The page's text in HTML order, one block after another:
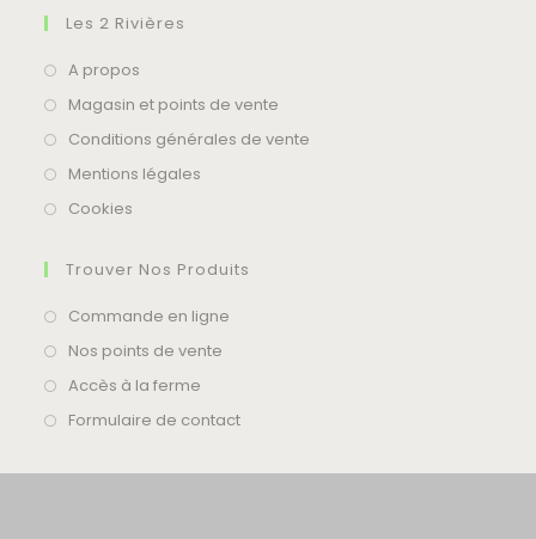
Les 2 Rivières
A propos
Magasin et points de vente
Conditions générales de vente
Mentions légales
Cookies
Trouver Nos Produits
Commande en ligne
Nos points de vente
Accès à la ferme
Formulaire de contact